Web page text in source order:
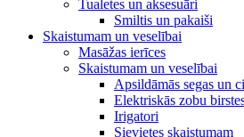
Tualetes un aksesuāri
Smiltis un pakaiši
Skaistumam un veselībai
Masāžas ierīces
Skaistumam un veselībai
Apsildāmās segas un
Elektriskās zobu
Irigatori
Sievietes skaistumam